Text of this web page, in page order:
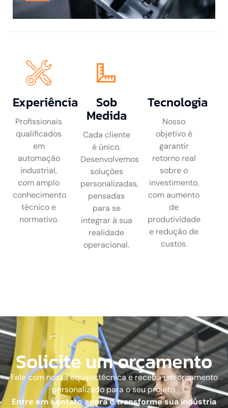
Experiência
Profissionais
qualificados
em
automação
industrial,
com amplo
conhecimento
técnico e
normativo.
Sob
Medida
Cada cliente
é único.
Desenvolvemos
soluções
personalizadas,
pensadas
para se
integrar à sua
realidade
operacional.
Tecnologia
Nosso
objetivo é
garantir
retorno real
sobre o
investimento,
com aumento
de
produtividade
e redução de
custos.
Solicite um orçamento
Fale com nossa equipe técnica e receba um orçamento
personalizado para o seu projeto.
Entre em contato agora e transforme sua indústria